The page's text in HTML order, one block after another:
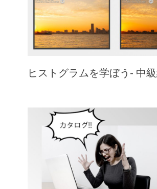
ヒストグラムを学ぼう- 中